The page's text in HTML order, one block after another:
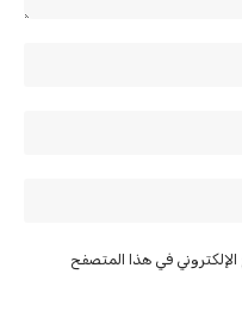
في هذا المتصفح